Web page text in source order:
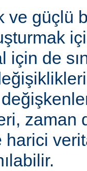
ve güçlü
de
zaman